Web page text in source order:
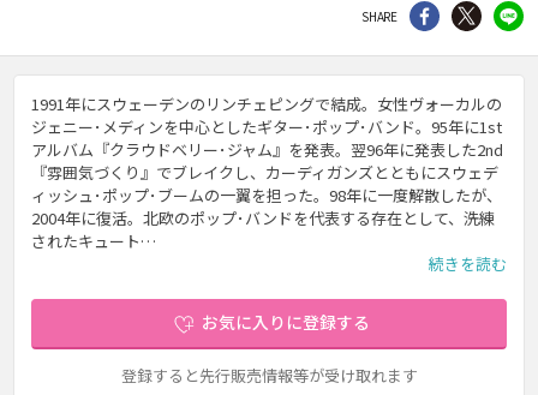
SHARE シェア Twitter
1991年にスウェーデンのリンチェピングで結成。女性ヴォーカルの
ジェニー･メディンを中心としたギター･ポップ･バンド。95年に1st
アルバム『クラウドベリー･ジャム』を発表。翌96年に発表した2nd
『雰囲気づくり』でブレイクし、カーディガンズとともにスウェデ
ィッシュ･ポップ･ブームの一翼を担った。98年に一度解散したが、
2004年に復活。北欧のポップ･バンドを代表する存在として、洗練
されたキュート…
続きを読む
お気に入りに登録する
登録すると先行販売情報等が受け取れます